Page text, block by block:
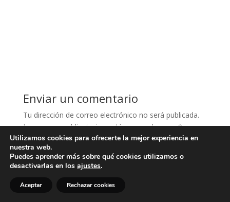
Enviar un comentario
Tu dirección de correo electrónico no será publicada.
Los campos obligatorios están marcados con*
Utilizamos cookies para ofrecerte la mejor experiencia en
nuestra web.
Puedes aprender más sobre qué cookies utilizamos o
desactivarlas en los ajustes.
Aceptar Rechazar cookies